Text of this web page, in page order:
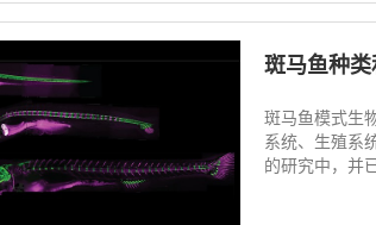
斑马鱼种
斑马鱼模式生
系统、生殖系
的研究中，并